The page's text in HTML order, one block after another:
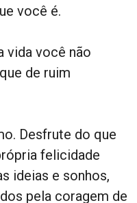
você é.
vida você não
de ruim
Desfrute do que
felicidade
ideias e sonhos,
pela coragem de